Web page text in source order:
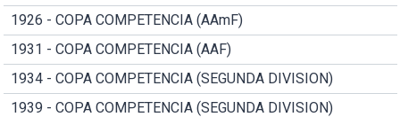
1926 - COPA COMPETENCIA (AAmF)
1931 - COPA COMPETENCIA (AAF)
1934 - COPA COMPETENCIA (SEGUNDA DIVISION)
1939 - COPA COMPETENCIA (SEGUNDA DIVISION)